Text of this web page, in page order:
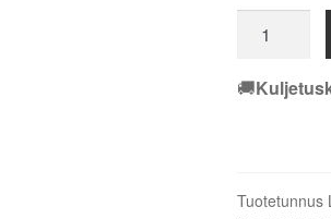
Akvaterm
750
🚚
Tuotetunnus